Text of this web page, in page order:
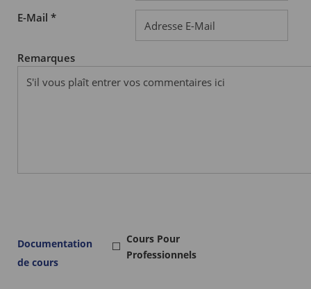
E-Mail *
Remarques
Documentation
de cours
Cours Pour
Professionnels